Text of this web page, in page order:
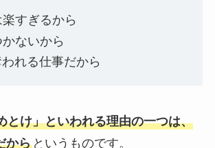
すぎるから
ないから
れる仕事だから
とけ」といわれる理由の一つは、
からというものです。